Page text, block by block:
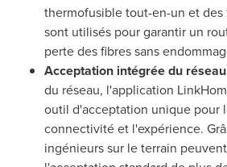
thermofusible tout-en-un et des
sont utilisés pour garantir un
perte des fibres sans
Acceptation intégrée du réseau
du réseau, l'application
outil d'acceptation unique pour
connectivité et l'expérience.
ingénieurs sur le terrain